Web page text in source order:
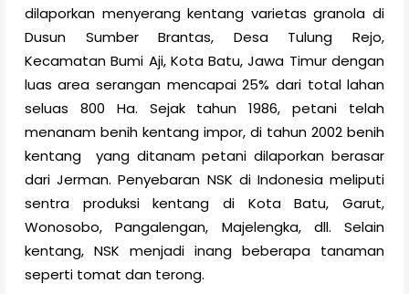
dilaporkan menyerang kentang varietas granola di
Dusun Sumber Brantas, Desa Tulung Rejo,
Kecamatan Bumi Aji, Kota Batu, Jawa Timur dengan
luas area serangan mencapai 25% dari total lahan
seluas 800 Ha. Sejak tahun 1986, petani telah
menanam benih kentang impor, di tahun 2002 benih
kentang yang ditanam petani dilaporkan berasar
dari Jerman. Penyebaran NSK di Indonesia meliputi
sentra produksi kentang di Kota Batu, Garut,
Wonosobo, Pangalengan, Majelengka, dll. Selain
kentang, NSK menjadi inang beberapa tanaman
seperti tomat dan terong.